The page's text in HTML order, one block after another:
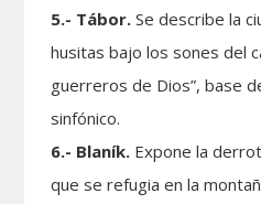
5.- Tábor. Se describe la
husitas bajo los sones del
guerreros de Dios”, base
sinfónico.
6.- Blaník. Expone la
que se refugia en la